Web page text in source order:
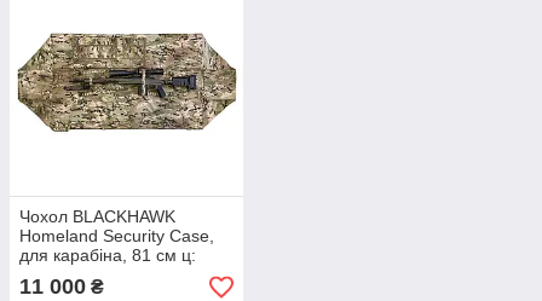
Чохол BLACKHAWK
Homeland Security Case,
для карабіна, 81 см ц:
чорний
11 000 ₴